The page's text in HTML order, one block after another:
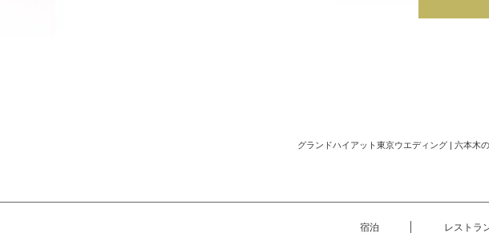
グランドハイアット東京ウエディング | 六本木
宿泊 レストラ